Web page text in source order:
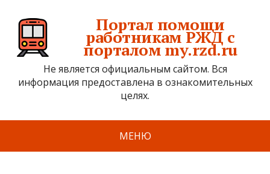
Портал помощи
работникам РЖД с
порталом my.rzd.ru
Не является официальным сайтом. Вся
информация предоставлена в ознакомительных
целях.
МЕНЮ